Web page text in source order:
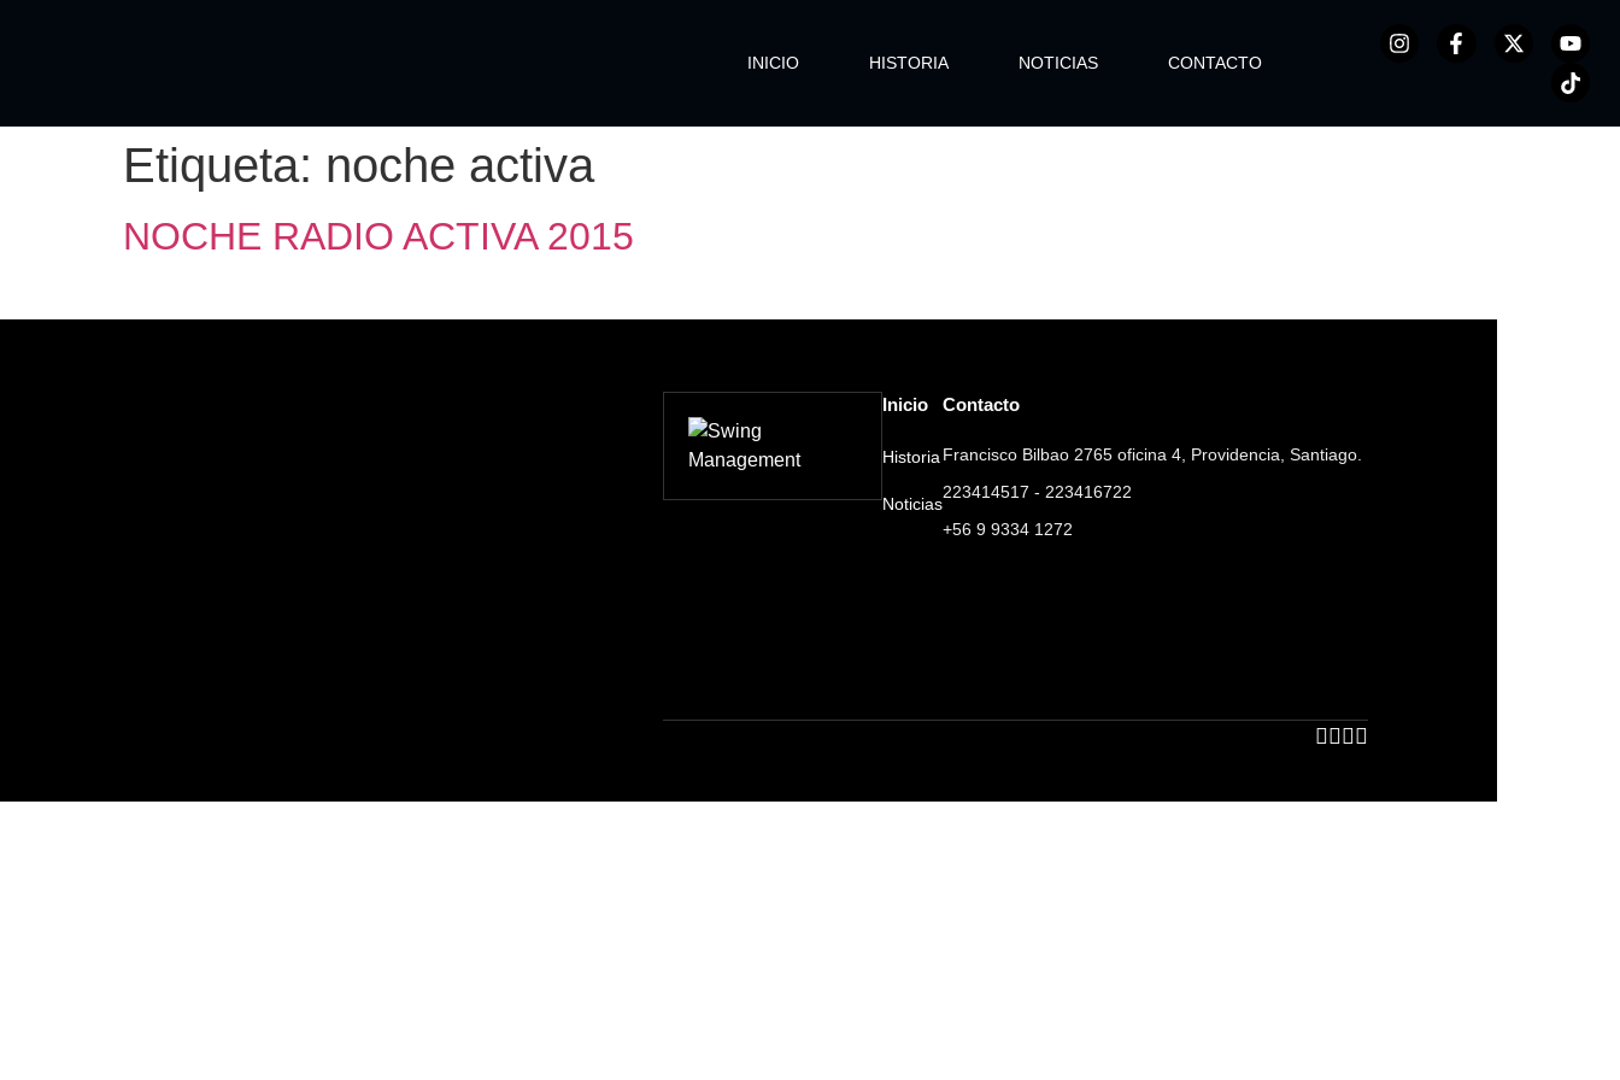
INICIO HISTORIA NOTICIAS CONTACTO
Etiqueta: noche activa
NOCHE RADIO ACTIVA 2015
Inicio
Historia
Noticias
Contacto
Francisco Bilbao 2765 oficina 4, Providencia, Santiago.
223414517 - 223416722
+56 9 9334 1272